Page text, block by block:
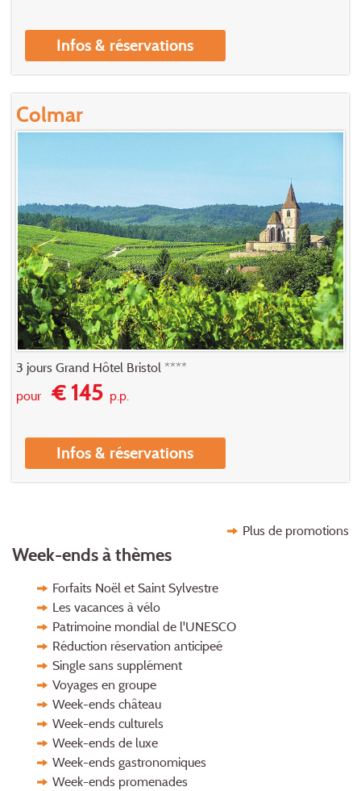
Infos & réservations
Colmar
3 jours Grand Hôtel Bristol ****
pour € 145 p.p.
Infos & réservations
Plus de promotions
Week-ends à thèmes
Forfaits Noël et Saint Sylvestre
Les vacances à vélo
Patrimoine mondial de l'UNESCO
Réduction réservation anticipeé
Single sans supplément
Voyages en groupe
Week-ends château
Week-ends culturels
Week-ends de luxe
Week-ends gastronomiques
Week-ends promenades